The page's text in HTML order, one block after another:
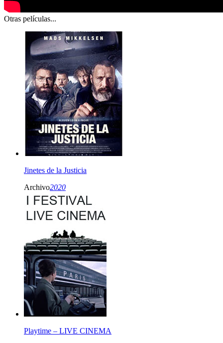
Otras películas...
Jinetes de la Justicia
Archivo2020
Playtime – LIVE CINEMA